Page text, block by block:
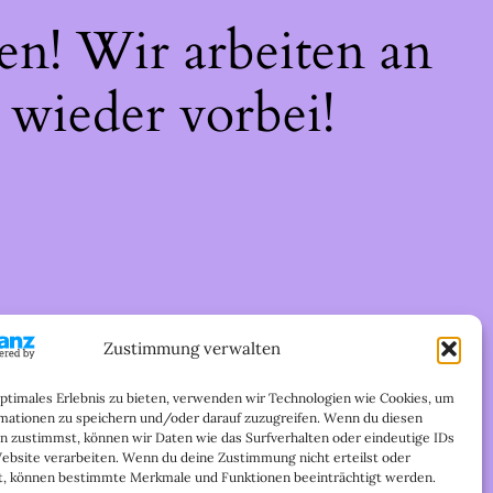
Zustimmung verwalten
Erlebnis zu bieten, verwenden wir Technologien wie Cookies, um
zu speichern und/oder darauf zuzugreifen. Wenn du diesen
zustimmst, können wir Daten wie das Surfverhalten oder eindeutige IDs
verarbeiten. Wenn du deine Zustimmung nicht erteilst oder
können bestimmte Merkmale und Funktionen beeinträchtigt werden.
Wir arbeiten an
vorbei!